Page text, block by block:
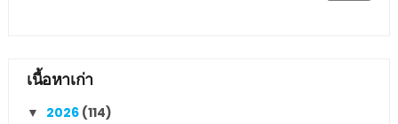
เนื้อหาเก่า
▼ 2026 (114)